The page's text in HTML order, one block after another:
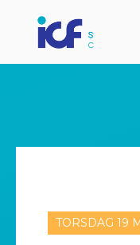
TORSDAG 19